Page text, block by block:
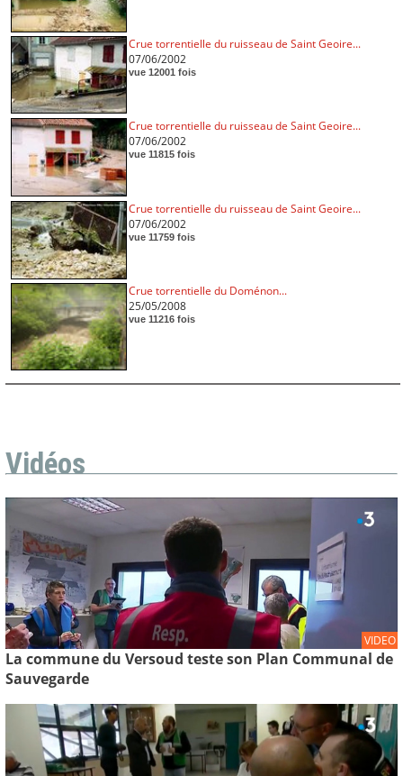
Crue torrentielle du ruisseau de Saint Geoire...
07/06/2002
vue 12001 fois
Crue torrentielle du ruisseau de Saint Geoire...
07/06/2002
vue 11815 fois
Crue torrentielle du ruisseau de Saint Geoire...
07/06/2002
vue 11759 fois
Crue torrentielle du Doménon...
25/05/2008
vue 11216 fois
Vidéos
VIDEO
La commune du Versoud teste son Plan Communal de
Sauvegarde